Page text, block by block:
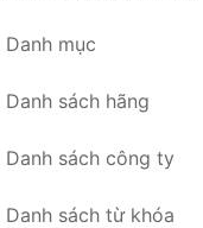
Danh mục
Danh sách hãng
Danh sách công ty
Danh sách từ khóa